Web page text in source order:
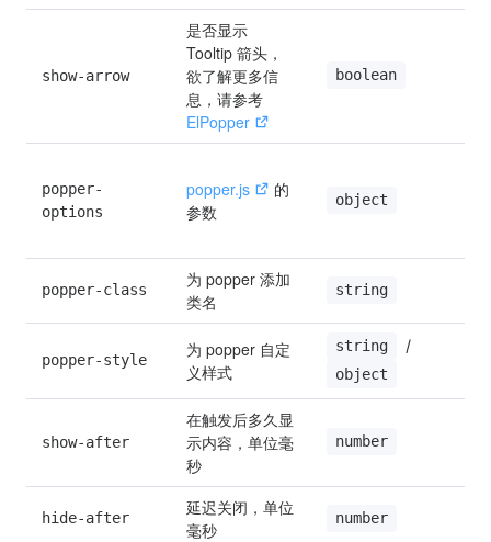
show-arrow
是否显示
Tooltip 箭头，
欲了解更多信
息，请参考
ElPopper
boolean
popper-
options
popper.js
的
参数
object
popper-class
为 popper 添加
类名
string
popper-style
为 popper 自定
义样式
string /
object
show-after
在触发后多久显
示内容，单位毫
秒
number
hide-after
延迟关闭，单位
毫秒
number